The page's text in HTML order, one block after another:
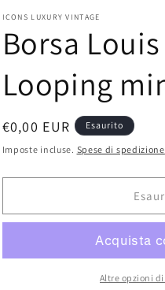
/
A
r
e
a
g
e
o
g
r
a
ICONS LUXURY VINTAGE
Borsa
Looping
Prezzo
di
€0,00 EUR Esaurito
Imposte incluse. Spese di spedizione
Altre opzioni